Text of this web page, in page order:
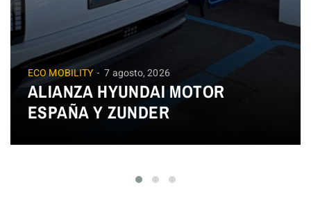
ECO MOBILITY 7 agosto, 2026
ALIANZA HYUNDAI MOTOR
ESPAÑA Y ZUNDER